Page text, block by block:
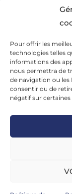
Pour offrir les
technologies telles
informations des
nous permettra de
de navigation ou les
consentir ou de
négatif sur